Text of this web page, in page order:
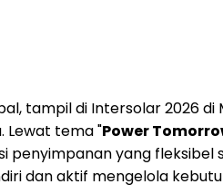
tampil di Intersolar 2026 di
Lewat tema "Power
penyimpanan yang
dan aktif mengelola